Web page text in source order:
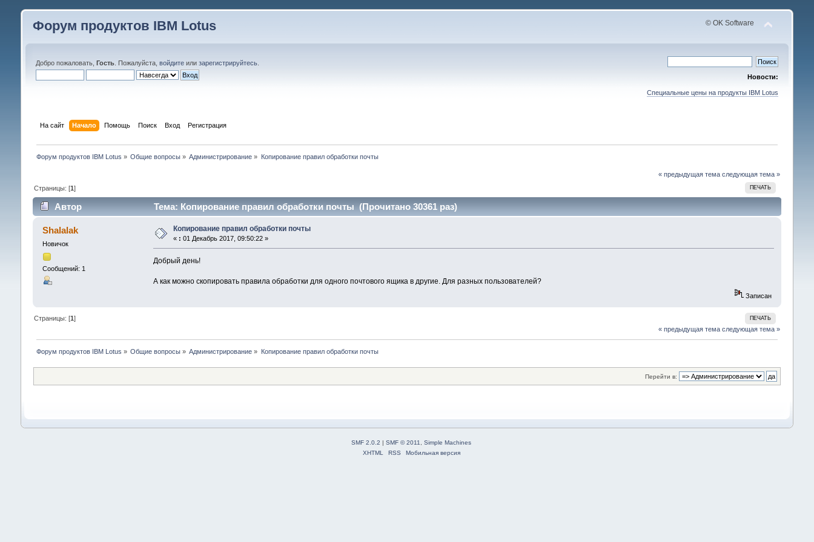
Форум продуктов IBM Lotus © OK Software
Добро пожаловать, Гость. Пожалуйста, войдитеили зарегистрируйтесь.
Новости:
Специальные цены на продукты IBM Lotus
На сайт Начало Помощь Поиск Вход Регистрация
Форум продуктов IBM Lotus » Общие вопросы » Администрирование » Копирование правил обработки почты
« предыдущая тема следующая тема »
ПЕЧАТЬ
Страницы: [1]
Автор Тема: Копирование правил обработки почты (Прочитано 30361 раз)
Shalalak
Новичок
Сообщений: 1
Копирование правил обработки почты
« : 01 Декабрь 2017, 09:50:22 »
Добрый день!
А как можно скопировать правила обработки для одного почтового ящика в другие. Для разных пользователей?
Записан
ПЕЧАТЬ
Страницы: [1]
« предыдущая тема следующая тема »
Форум продуктов IBM Lotus » Общие вопросы » Администрирование » Копирование правил обработки почты
Перейти в:
SMF 2.0.2 |SMF © 2011,Simple Machines
XHTML
RSS Мобильная версия